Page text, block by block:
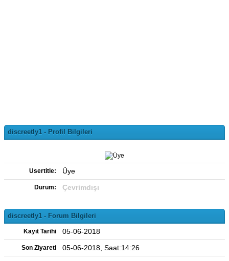
discreetly1 - Profil Bilgileri
Usertitle: Üye
Durum: Çevrimdışı
discreetly1 - Forum Bilgileri
Kayıt Tarihi 05-06-2018
Son Ziyareti 05-06-2018, Saat:14:26